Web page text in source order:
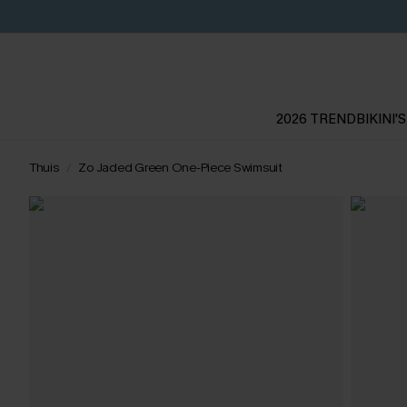
2026 TRENDBIKINI'S
Thuis Zo Jaded Green One-Piece Swimsuit